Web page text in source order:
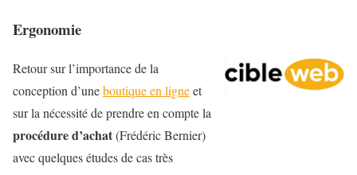
Ergonomie
Retour sur l’importance de la
conception d’uneboutique en ligneet
sur la nécessité de prendre en compte la
procédure d’achat(Frédéric Bernier)
avec quelques études de cas très